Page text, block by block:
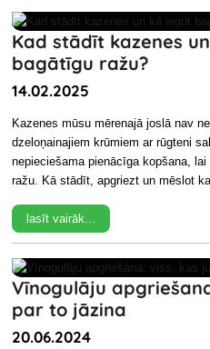
Kad stādīt kazenes
bagātīgu ražu?
14.02.2025
Kazenes mūsu mērenajā joslā nav
dzeloņainajiem krūmiem ar rūgteni
nepieciešama pienācīga kopšana,
ražu. Kā stādīt, apgriezt un mēslot
lasīt vairāk...
Vīnogulāju
par to jāzina
20.06.2024